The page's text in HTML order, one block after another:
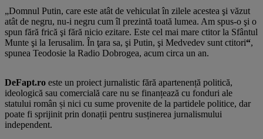
„Domnul Putin, care este atât de vehiculat în zilele acestea şi văzut
atât de negru, nu-i negru cum îl prezintă toată lumea. Am spus-o şi o
spun fără frică şi fără nicio ezitare. Este cel mai mare ctitor la Sfântul
Munte şi la Ierusalim. În ţara sa, şi Putin, şi Medvedev sunt ctitori“,
spunea Teodosie la Radio Dobrogea, acum circa un an.
DeFapt.ro este un proiect jurnalistic fără apartenență politică,
ideologică sau comercială care nu se finanțează cu fonduri ale
statului român și nici cu sume provenite de la partidele politice, dar
poate fi sprijinit prin donații pentru susținerea jurnalismului
independent.